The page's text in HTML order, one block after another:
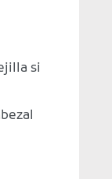
si